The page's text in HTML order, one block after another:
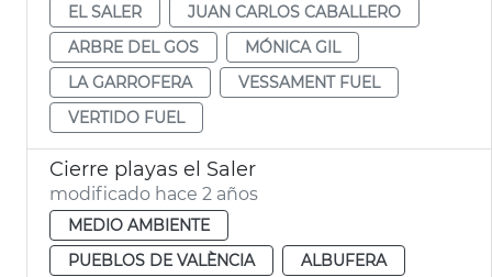
EL SALER
JUAN CARLOS CABALLERO
ARBRE DEL GOS
MÓNICA GIL
LA GARROFERA
VESSAMENT FUEL
VERTIDO FUEL
Cierre playas el Saler
modificado hace 2 años
MEDIO AMBIENTE
PUEBLOS DE VALÈNCIA
ALBUFERA